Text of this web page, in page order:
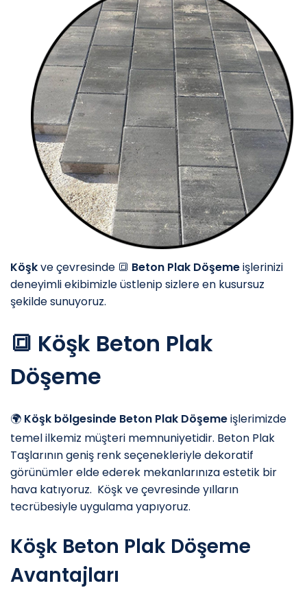
Köşkve çevresinde 🔳 Beton Plak Döşemeişlerinizi
deneyimli ekibimizle üstlenip sizlere en kusursuz
şekilde sunuyoruz.
🔳 Köşk Beton Plak
Döşeme
🌍 Köşk bölgesinde Beton Plak Döşemeişlerimizde
temel ilkemiz müşteri memnuniyetidir. Beton Plak
Taşlarının geniş renk seçenekleriyle dekoratif
görünümler elde ederek mekanlarınıza estetik bir
hava katıyoruz. ️ Köşk ve çevresinde yılların
tecrübesiyle uygulama yapıyoruz.
Köşk Beton Plak Döşeme
Avantajları